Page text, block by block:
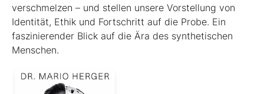
verschmelzen – und stellen unsere Vorstellung von
Identität, Ethik und Fortschritt auf die Probe. Ein
faszinierender Blick auf die Ära des synthetischen
Menschen.